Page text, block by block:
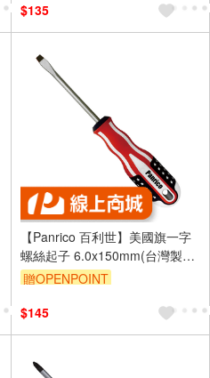
$135
【Panrico 百利世】美國旗一字
螺絲起子 6.0x150mm(台灣製造
複合式起子 螺絲起子)
贈OPENPOINT
$145